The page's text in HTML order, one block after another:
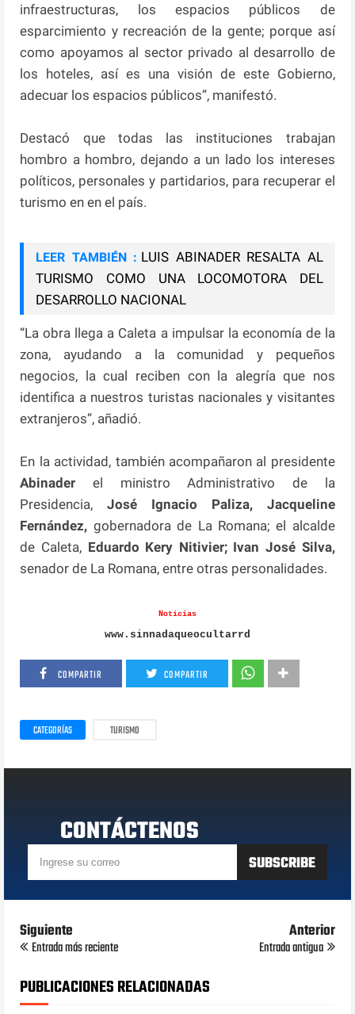
infraestructuras, los espacios públicos de
esparcimiento y recreación de la gente; porque así
como apoyamos al sector privado al desarrollo de
los hoteles, así es una visión de este Gobierno,
adecuar los espacios públicos”, manifestó.
Destacó que todas las instituciones trabajan
hombro a hombro, dejando a un lado los intereses
políticos, personales y partidarios, para recuperar el
turismo en en el país.
LEER TAMBIÉN : LUIS ABINADER RESALTA AL
TURISMO COMO UNA LOCOMOTORA DEL
DESARROLLO NACIONAL
“La obra llega a Caleta a impulsar la economía de la
zona, ayudando a la comunidad y pequeños
negocios, la cual reciben con la alegría que nos
identifica a nuestros turistas nacionales y visitantes
extranjeros”, añadió.
En la actividad, también acompañaron al presidente
Abinader el ministro Administrativo de la
Presidencia, José Ignacio Paliza, Jacqueline
Fernández, gobernadora de La Romana; el alcalde
de Caleta, Eduardo Kery Nitivier; Ivan José Silva,
senador de La Romana, entre otras personalidades.
Noticias
www.sinnadaqueocultarrd
COMPARTIR COMPARTIR
CATEGORÍAS TURISMO
CONTÁCTENOS
Siguiente
Entrada más reciente
Anterior
Entrada antigua
PUBLICACIONES RELACIONADAS